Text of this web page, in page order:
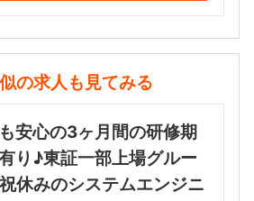
の求人も見てみる
安心の3ヶ月間の研修期
り♪東証一部上場グルー
休みのシステムエンジニ